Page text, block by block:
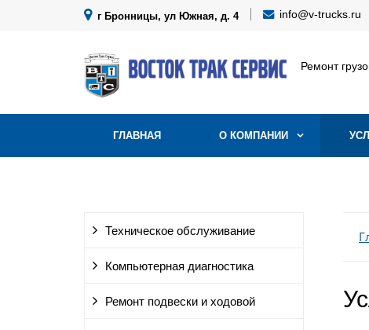
г Бронницы, ул Южная, д. 4 info@v-trucks.ru
Ремонт
ГЛАВНАЯ О КОМПАНИИ
Техническое обслуживание
Компьютерная диагностика
Ремонт подвески и ходовой